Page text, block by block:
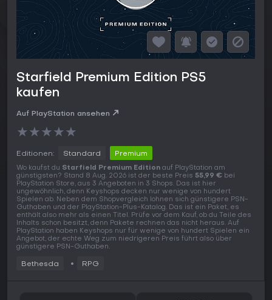
Starfield Premium Edition PS5
kaufen
Auf PlayStation ansehen
★★★★★
Editionen: Standard Premium
Wo kaufst du Starfield Premium Edition auf PlayStation am
günstigsten? Stand 8 Aug. 2026 ist der beste Preis 55,99 € bei
PlayStation Store, aus 3 Angeboten in 3 Shops. Das ist hier
ungewöhnlich, denn Keyshops decken nur wenige von hundert
Spielen ab. Neben dem Shopvergleich lohnen sich günstigere PSN-
Guthaben und der PlayStation-Plus-Katalog. Das ist ein Paket, es
enthält also mehr als einen Titel. Prüfe vor dem Kauf, ob du Teile des
Inhalts schon besitzt, denn Pakete rechnen das nicht heraus. Auf
PlayStation haben Keyshops nur für wenige von hundert Spielen ein
Angebot, der echte Weg zum niedrigeren Preis führt also über
günstigere PSN-Guthaben.
Bethesda RPG